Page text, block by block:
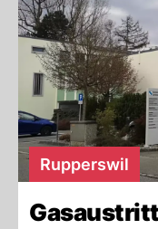
Rupperswil